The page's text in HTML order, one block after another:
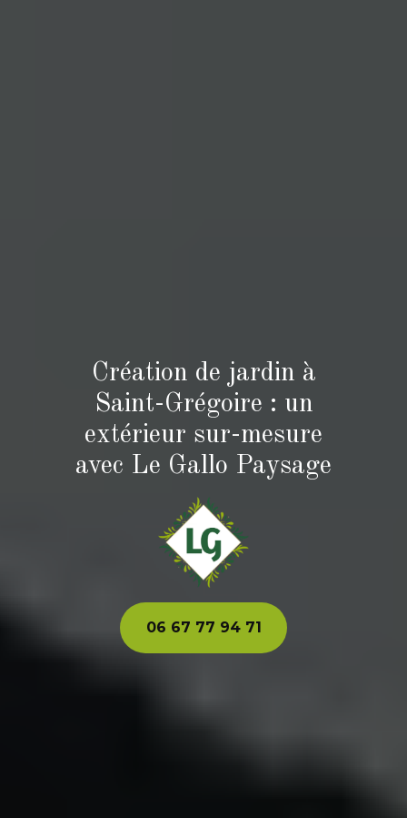
Création de jardin à
Saint-Grégoire : un
extérieur sur-mesure
avec Le Gallo Paysage
06 67 77 94 71